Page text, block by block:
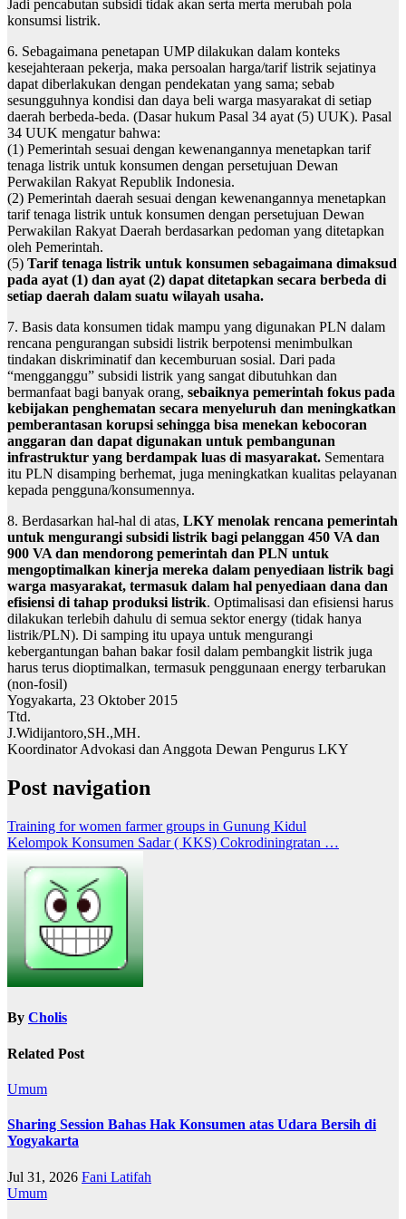
Jadi pencabutan subsidi tidak akan serta merta merubah pola
konsumsi listrik.
6. Sebagaimana penetapan UMP dilakukan dalam konteks
kesejahteraan pekerja, maka persoalan harga/tarif listrik sejatinya
dapat diberlakukan dengan pendekatan yang sama; sebab
sesungguhnya kondisi dan daya beli warga masyarakat di setiap
daerah berbeda-beda. (Dasar hukum Pasal 34 ayat (5) UUK). Pasal
34 UUK mengatur bahwa:
(1) Pemerintah sesuai dengan kewenangannya menetapkan tarif
tenaga listrik untuk konsumen dengan persetujuan Dewan
Perwakilan Rakyat Republik Indonesia.
(2) Pemerintah daerah sesuai dengan kewenangannya menetapkan
tarif tenaga listrik untuk konsumen dengan persetujuan Dewan
Perwakilan Rakyat Daerah berdasarkan pedoman yang ditetapkan
oleh Pemerintah.
(5) Tarif tenaga listrik untuk konsumen sebagaimana dimaksud
pada ayat (1) dan ayat (2) dapat ditetapkan secara berbeda di
setiap daerah dalam suatu wilayah usaha.
7. Basis data konsumen tidak mampu yang digunakan PLN dalam
rencana pengurangan subsidi listrik berpotensi menimbulkan
tindakan diskriminatif dan kecemburuan sosial. Dari pada
“mengganggu” subsidi listrik yang sangat dibutuhkan dan
bermanfaat bagi banyak orang, sebaiknya pemerintah fokus pada
kebijakan penghematan secara menyeluruh dan meningkatkan
pemberantasan korupsi sehingga bisa menekan kebocoran
anggaran dan dapat digunakan untuk pembangunan
infrastruktur yang berdampak luas di masyarakat. Sementara
itu PLN disamping berhemat, juga meningkatkan kualitas pelayanan
kepada pengguna/konsumennya.
8. Berdasarkan hal-hal di atas, LKY menolak rencana pemerintah
untuk mengurangi subsidi listrik bagi pelanggan 450 VA dan
900 VA dan mendorong pemerintah dan PLN untuk
mengoptimalkan kinerja mereka dalam penyediaan listrik bagi
warga masyarakat, termasuk dalam hal penyediaan dana dan
efisiensi di tahap produksi listrik. Optimalisasi dan efisiensi harus
dilakukan terlebih dahulu di semua sektor energy (tidak hanya
listrik/PLN). Di samping itu upaya untuk mengurangi
kebergantungan bahan bakar fosil dalam pembangkit listrik juga
harus terus dioptimalkan, termasuk penggunaan energy terbarukan
(non-fosil)
Yogyakarta, 23 Oktober 2015
Ttd.
J.Widijantoro,SH.,MH.
Koordinator Advokasi dan Anggota Dewan Pengurus LKY
Post navigation
Training for women farmer groups in Gunung Kidul
Kelompok Konsumen Sadar ( KKS) Cokrodiningratan …
By Cholis
Related Post
Umum
Sharing Session Bahas Hak Konsumen atas Udara Bersih di
Yogyakarta
Jul 31, 2026 Fani Latifah
Umum